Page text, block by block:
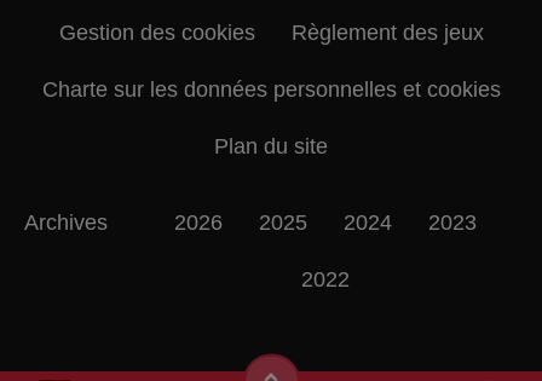
Gestion des cookies Règlement des jeux
Charte sur les données personnelles et cookies
Plan du site
Archives 2026 2025 2024 2023
2022